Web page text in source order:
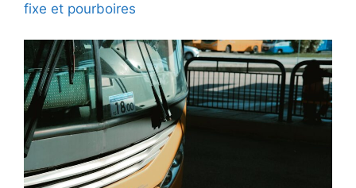
fixe et pourboires